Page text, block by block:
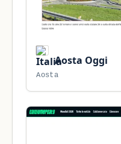
Aosta Oggi
Aosta